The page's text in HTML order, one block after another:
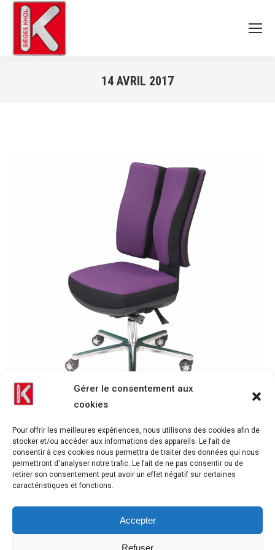
Gérer le consentement aux
cookies
Pour offrir les meilleures expériences, nous utilisons des cookies afin de
stocker et/ou accéder aux informations des appareils. Le fait de
consentir à ces cookies nous permettra de traiter des données qui nous
permettront d'analyser notre trafic. Le fait de ne pas consentir ou de
retirer son consentement peut avoir un effet négatif sur certaines
caractéristiques et fonctions.
Accepter
Refuser
14 AVRIL 2017
tout au tout avec le fauteuil KHOL EVAFLEX
Témoignages ParChristine Chabannes 14 avril 2017
Corinne F. ne peut plus se passer de ses coussins … et sa
vie professionnelle a changé du tout au tout avec le
se passer de ses coussins dans sa vie de tous les jours :
J’ai 49 ans cette année et je souffre d’une pathologie